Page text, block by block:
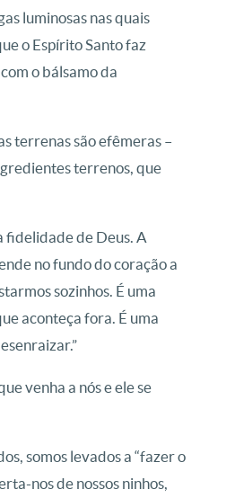
luminosas nas quais
o Espírito Santo faz
o bálsamo da
terrenas são efêmeras –
terrenos, que
fidelidade de Deus. A
no fundo do coração a
sozinhos. É uma
aconteça fora. É uma
venha a nós e ele se
somos levados a “fazer o
nos de nossos ninhos,